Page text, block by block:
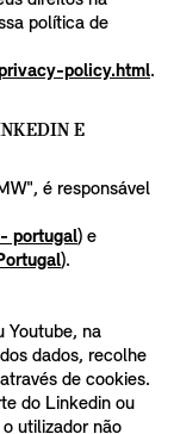
política de
policy.html.
E
é responsável
portugal) e
).
Youtube, na
dados, recolhe
de cookies.
do Linkedin ou
utilizador não